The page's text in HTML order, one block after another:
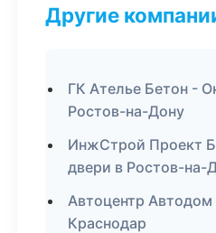
Другие
ГК Ателье Бетон -
Ростов-на-Дону
ИнжСтрой Проект
двери в Ростов-на-
Автоцентр
Краснодар